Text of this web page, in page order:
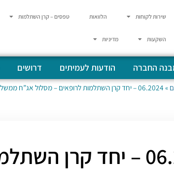
שירות לקוחות הלוואות טפסים – קרן השתלמות
השקעות מדיניות
החברה הודעות לעמיתים דרושים
» 06.2024 – יחד קרן השתלמות לרופאים – מסלול אג”ח ממשלות
אג”ח ממשלות